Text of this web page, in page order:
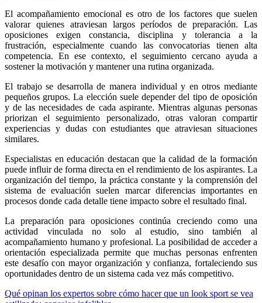
El acompañamiento emocional es otro de los factores que suelen
valorar quienes atraviesan largos períodos de preparación. Las
oposiciones exigen constancia, disciplina y tolerancia a la
frustración, especialmente cuando las convocatorias tienen alta
competencia. En ese contexto, el seguimiento cercano ayuda a
sostener la motivación y mantener una rutina organizada.
El trabajo se desarrolla de manera individual y en otros mediante
pequeños grupos. La elección suele depender del tipo de oposición
y de las necesidades de cada aspirante. Mientras algunas personas
priorizan el seguimiento personalizado, otras valoran compartir
experiencias y dudas con estudiantes que atraviesan situaciones
similares.
Especialistas en educación destacan que la calidad de la formación
puede influir de forma directa en el rendimiento de los aspirantes. La
organización del tiempo, la práctica constante y la comprensión del
sistema de evaluación suelen marcar diferencias importantes en
procesos donde cada detalle tiene impacto sobre el resultado final.
La preparación para oposiciones continúa creciendo como una
actividad vinculada no solo al estudio, sino también al
acompañamiento humano y profesional. La posibilidad de acceder a
orientación especializada permite que muchas personas enfrenten
este desafío con mayor organización y confianza, fortaleciendo sus
oportunidades dentro de un sistema cada vez más competitivo.
Navegación
Qué opinan los expertos sobre cómo hacer que un look sport se vea